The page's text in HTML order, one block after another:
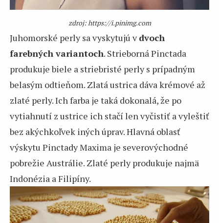
zdroj: https://i.pinimg.com
Juhomorské perly sa vyskytujú vdvoch
farebných variantoch. Strieborná Pinctada
produkuje biele a striebristé perly s prípadným
belasým odtieňom. Zlatá ustrica dáva krémové až
zlaté perly. Ich farba je taká dokonalá, že po
vytiahnutí z ustrice ich stačí len vyčistiť a vyleštiť
bez akýchkoľvek iných úprav. Hlavná oblasť
výskytu Pinctady Maxima je severovýchodné
pobrežie Austrálie. Zlaté perly produkuje najmä
Indonézia a Filipíny.